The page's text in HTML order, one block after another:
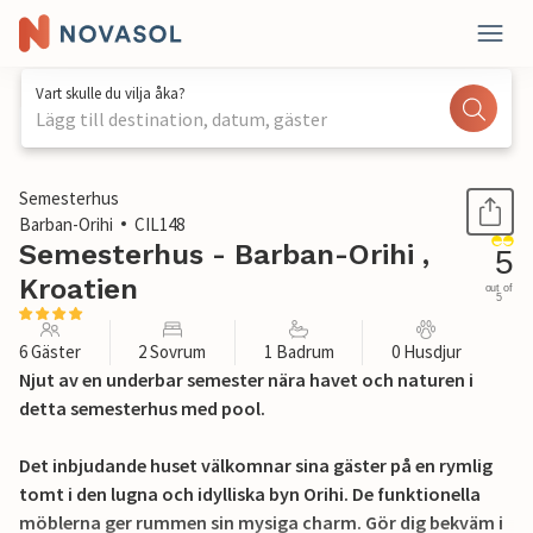
Vart skulle du vilja åka?
Lägg till destination, datum, gäster
1 / 44
Semesterhus
Barban-Orihi
CIL148
Semesterhus - Barban-Orihi ,
Kroatien
5
out of
5
6 Gäster 2 Sovrum 1 Badrum 0 Husdjur
Njut av en underbar semester nära havet och naturen i
detta semesterhus med pool.
Det inbjudande huset välkomnar sina gäster på en rymlig
tomt i den lugna och idylliska byn Orihi. De funktionella
möblerna ger rummen sin mysiga charm. Gör dig bekväm i